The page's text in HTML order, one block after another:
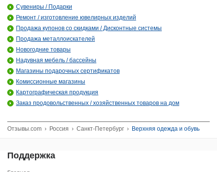
Сувениры / Подарки
Ремонт / изготовление ювелирных изделий
Продажа купонов со скидками / Дисконтные системы
Продажа металлоискателей
Новогодние товары
Надувная мебель / бассейны
Магазины подарочных сертификатов
Комиссионные магазины
Картографическая продукция
Заказ продовольственных / хозяйственных товаров на дом
Отзывы.com › Россия › Санкт-Петербург › Верхняя одежда и обувь
Поддержка